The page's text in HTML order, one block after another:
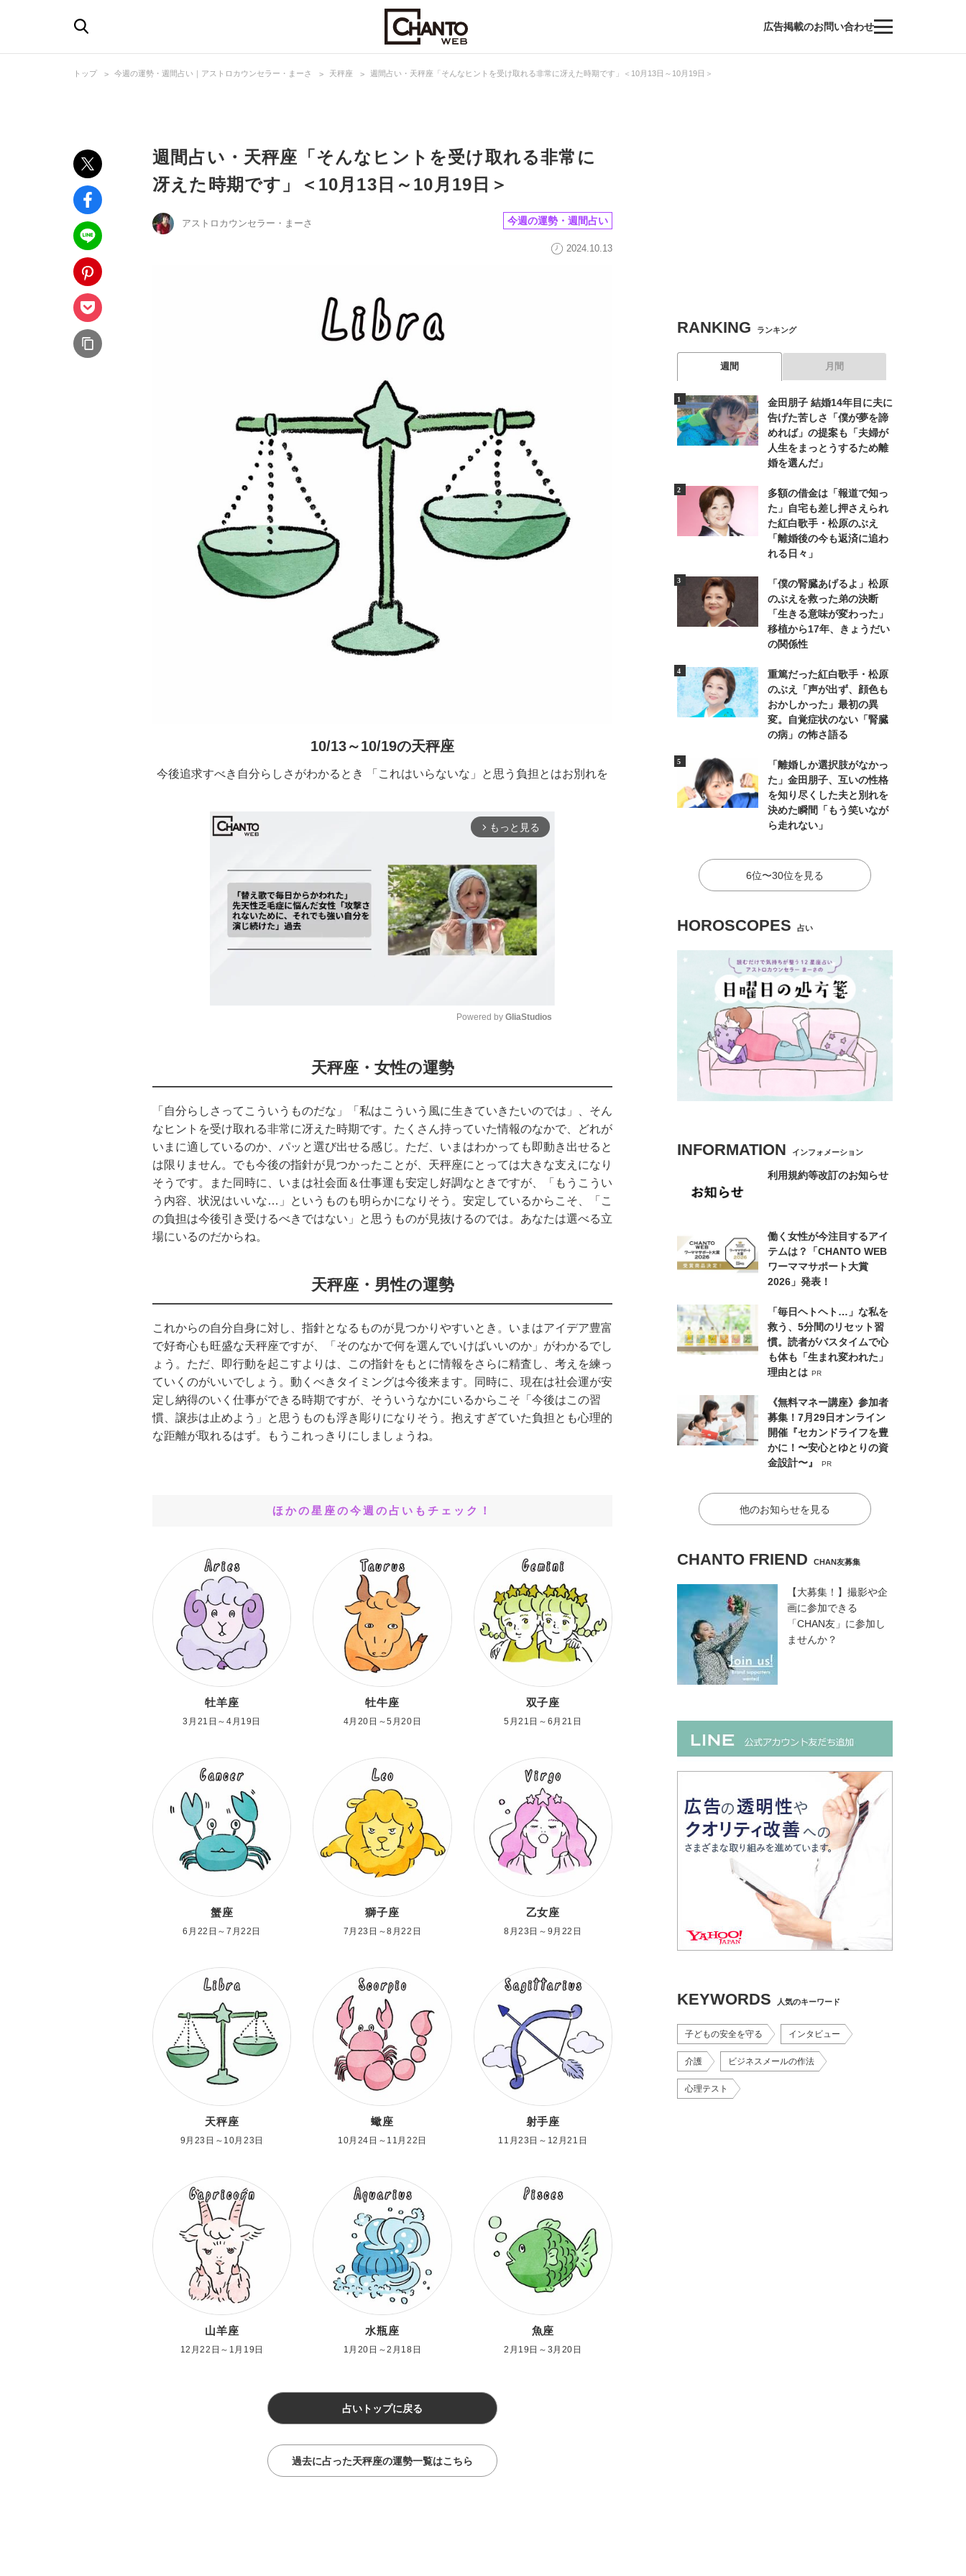
広告掲載のお問い合わせ
トップ 今週の運勢・週間占い｜アストロカウンセラー・まーさ 天秤座 週間占い・天秤座「そんなヒントを受け取れる非常に冴えた時期です」＜10月13日～10月19日＞
週間占い・天秤座「そんなヒントを受け取れる非常に
冴えた時期です」＜10月13日～10月19日＞
アストロカウンセラー・まーさ 今週の運勢・週間占い
2024.10.13
10/13～10/19の天秤座
今後追求すべき自分らしさがわかるとき 「これはいらないな」と思う負担とはお別れを
arrow_forward_ios もっと見る
Powered by GliaStudios
天秤座・女性の運勢
「自分らしさってこういうものだな」「私はこういう風に生きていきたいのでは」、そん
なヒントを受け取れる非常に冴えた時期です。たくさん持っていた情報のなかで、どれが
いまに適しているのか、パッと選び出せる感じ。ただ、いまはわかっても即動き出せると
は限りません。でも今後の指針が見つかったことが、天秤座にとっては大きな支えになり
そうです。また同時に、いまは社会面＆仕事運も安定し好調なときですが、「もうこうい
う内容、状況はいいな…」というものも明らかになりそう。安定しているからこそ、「こ
の負担は今後引き受けるべきではない」と思うものが見抜けるのでは。あなたは選べる立
場にいるのだからね。
天秤座・男性の運勢
これからの自分自身に対し、指針となるものが見つかりやすいとき。いまはアイデア豊富
で好奇心も旺盛な天秤座ですが、「そのなかで何を選んでいけばいいのか」がわかるでし
ょう。ただ、即行動を起こすよりは、この指針をもとに情報をさらに精査し、考えを練っ
ていくのがいいでしょう。動くべきタイミングは今後来ます。同時に、現在は社会運が安
定し納得のいく仕事ができる時期ですが、そういうなかにいるからこそ「今後はこの習
慣、譲歩は止めよう」と思うものも浮き彫りになりそう。抱えすぎていた負担とも心理的
な距離が取れるはず。もうこれっきりにしましょうね。
ほかの星座の今週の占いもチェック！
牡羊座
3月21日～4月19日
牡牛座
4月20日～5月20日
双子座
5月21日～6月21日
蟹座
6月22日～7月22日
獅子座
7月23日～8月22日
乙女座
8月23日～9月22日
天秤座
9月23日～10月23日
蠍座
10月24日～11月22日
射手座
11月23日～12月21日
山羊座
12月22日～1月19日
水瓶座
1月20日～2月18日
魚座
2月19日～3月20日
占いトップに戻る
過去に占った天秤座の運勢一覧はこちら
RANKING ランキング
週間 月間
金田朋子 結婚14年目に夫に
告げた苦しさ「僕が夢を諦
めれば」の提案も「夫婦が
人生をまっとうするため離
婚を選んだ」
多額の借金は「報道で知っ
た」自宅も差し押さえられ
た紅白歌手・松原のぶえ
「離婚後の今も返済に追わ
れる日々」
「僕の腎臓あげるよ」松原
のぶえを救った弟の決断
「生きる意味が変わった」
移植から17年、きょうだい
の関係性
重篤だった紅白歌手・松原
のぶえ「声が出ず、顔色も
おかしかった」最初の異
変。自覚症状のない「腎臓
の病」の怖さ語る
「離婚しか選択肢がなかっ
た」金田朋子、互いの性格
を知り尽くした夫と別れを
決めた瞬間「もう笑いなが
ら走れない」
6位〜30位を見る
HOROSCOPES 占い
INFORMATION インフォメーション
利用規約等改訂のお知らせ
働く女性が今注目するアイ
テムは？「CHANTO WEB
ワーママサポート大賞
2026」発表！
「毎日ヘトヘト…」な私を
救う、5分間のリセット習
慣。読者がバスタイムで心
も体も「生まれ変われた」
理由とは PR
《無料マネー講座》参加者
募集！7月29日オンライン
開催『セカンドライフを豊
かに！〜安心とゆとりの資
金設計〜』
PR
他のお知らせを見る
CHANTO FRIEND CHAN友募集
【大募集！】撮影や企
画に参加できる
「CHAN友」に参加し
ませんか？
KEYWORDS 人気のキーワード
子どもの安全を守る インタビュー
介護 ビジネスメールの作法
心理テスト